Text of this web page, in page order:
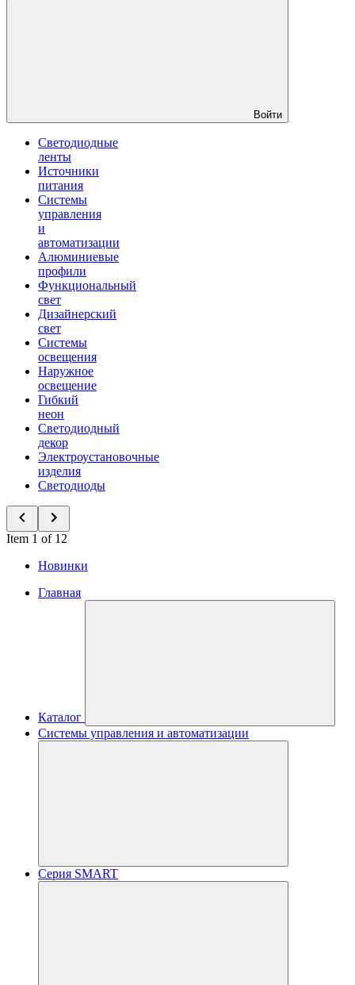
Войти
Светодиодные
ленты
Источники
питания
Системы
управления
и
автоматизации
Алюминиевые
профили
Функциональный
свет
Дизайнерский
свет
Системы
освещения
Наружное
освещение
Гибкий
неон
Светодиодный
декор
Электроустановочные
изделия
Светодиоды
Item 1 of 12
Новинки
Главная
Каталог
Системы управления и автоматизации
Серия SMART